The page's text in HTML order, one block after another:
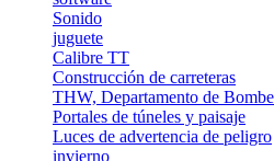
Sonido
juguete
Calibre TT
Construcción de carreteras
THW, Departamento de
Portales de túneles y paisaje
Luces de advertencia de peligro
invierno